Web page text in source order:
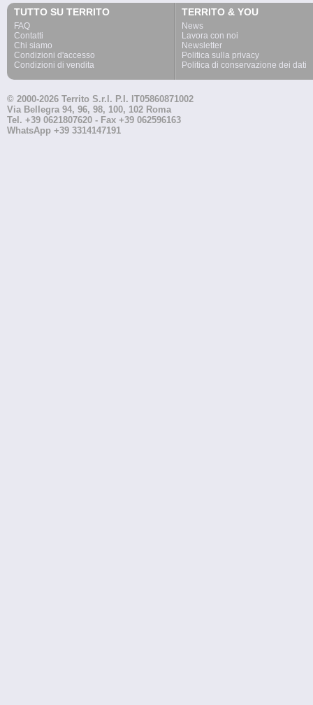
TUTTO SU TERRITO
FAQ
Contatti
Chi siamo
Condizioni d'accesso
Condizioni di vendita
TERRITO & YOU
News
Lavora con noi
Newsletter
Politica sulla privacy
Politica di conservazione dei dati
© 2000-2026 Territo S.r.l. P.I. IT05860871002
Via Bellegra 94, 96, 98, 100, 102 Roma
Tel. +39 0621807620 - Fax +39 062596163
WhatsApp +39 3314147191